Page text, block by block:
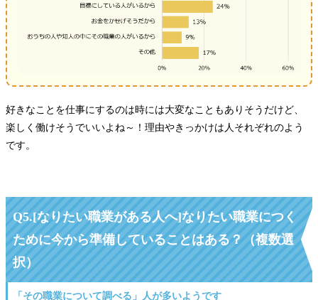
好きなことを仕事にするのは時には大変なこともありそうだけど、
楽しく働けそうでいいよね～！理由やきっかけは人それぞれのよう
です。
Q5.[なりたい職業がある人へ]なりたい職業につく
ために今から準備していることはある？（複数選
択）
「その職業について調べる」人が多いようです